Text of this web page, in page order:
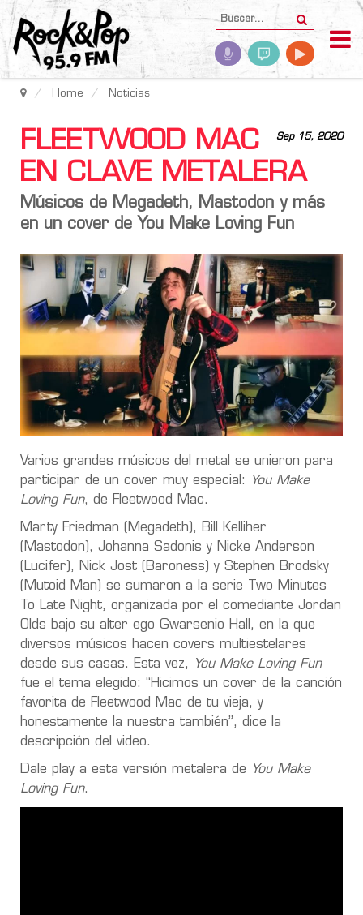
Home Noticias
Sep 15, 2020
FLEETWOOD MAC
EN CLAVE METALERA
Músicos de Megadeth, Mastodon y más
en un cover de You Make Loving Fun
Varios grandes músicos del metal se unieron para
participar de un cover muy especial:
You Make
Loving Fun, de Fleetwood Mac.
Marty Friedman (Megadeth), Bill Kelliher
(Mastodon), Johanna Sadonis y Nicke Anderson
(Lucifer), Nick Jost (Baroness) y Stephen Brodsky
(Mutoid Man) se sumaron a la serie Two Minutes
To Late Night, organizada por el comediante Jordan
Olds bajo su alter ego Gwarsenio Hall, en la que
diversos músicos hacen covers multiestelares
desde sus casas. Esta vez,
You Make Loving Fun
fue el tema elegido: “Hicimos un cover de la canción
favorita de Fleetwood Mac de tu vieja, y
honestamente la nuestra también”, dice la
descripción del video.
Dale play a esta versión metalera de
You Make
Loving Fun.